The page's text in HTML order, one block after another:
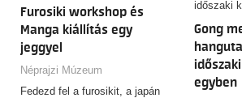
Furosiki workshop és
Manga kiállítás egy
jeggyel
Néprajzi Múzeum
Fedezd fel a furosikit, a japán
Gong
egyben